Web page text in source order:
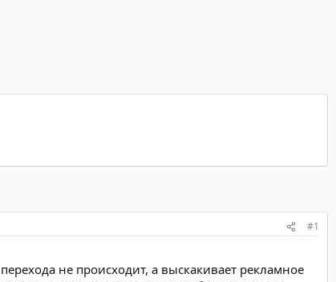
#1
не происходит, а выскакивает рекламное